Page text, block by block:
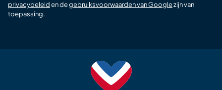
privacybeleiden degebruiksvoorwaarden van Googlezijn van
toepassing.